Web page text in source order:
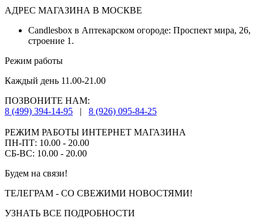
АДРЕС МАГАЗИНА В МОСКВЕ
Candlesbox в Аптекарском огороде: Проспект мира, 26,
строение 1.
Режим работы
Каждый день 11.00-21.00
ПОЗВОНИТЕ НАМ:
8 (499) 394-14-95
| 8 (926) 095-84-25
РЕЖИМ РАБОТЫ ИНТЕРНЕТ МАГАЗИНА
ПН-ПТ: 10.00 - 20.00
СБ-ВС: 10.00 - 20.00
Будем на связи!
ТЕЛЕГРАМ - СО СВЕЖИМИ НОВОСТЯМИ!
УЗНАТЬ ВСЕ ПОДРОБНОСТИ